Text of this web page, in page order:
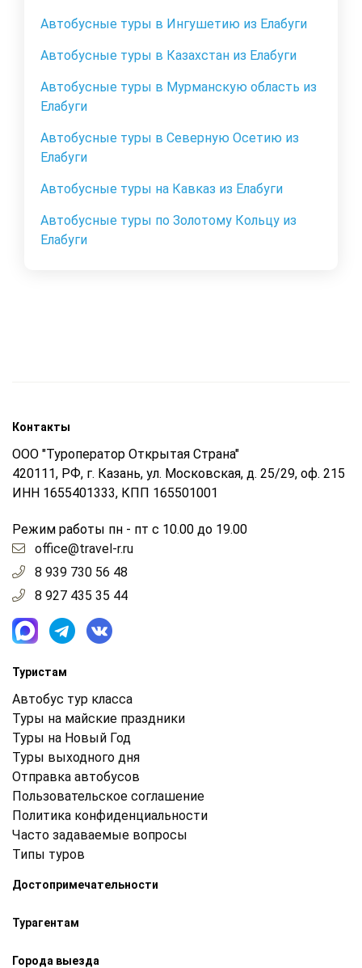
Автобусные туры в Ингушетию из Елабуги
Автобусные туры в Казахстан из Елабуги
Автобусные туры в Мурманскую область из
Елабуги
Автобусные туры в Северную Осетию из
Елабуги
Автобусные туры на Кавказ из Елабуги
Автобусные туры по Золотому Кольцу из
Елабуги
Контакты
ООО "Туроператор Открытая Страна"
420111, РФ, г. Казань, ул. Московская, д. 25/29, оф. 215
ИНН 1655401333, КПП 165501001
Режим работы пн - пт с 10.00 до 19.00
office@travel-r.ru
8 939 730 56 48
8 927 435 35 44
Туристам
Автобус тур класса
Туры на майские праздники
Туры на Новый Год
Туры выходного дня
Отправка автобусов
Пользовательское соглашение
Политика конфиденциальности
Часто задаваемые вопросы
Типы туров
Достопримечательности
Турагентам
Города выезда